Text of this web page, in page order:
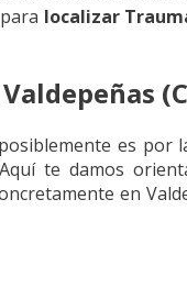
localizar
es por
te damos
en